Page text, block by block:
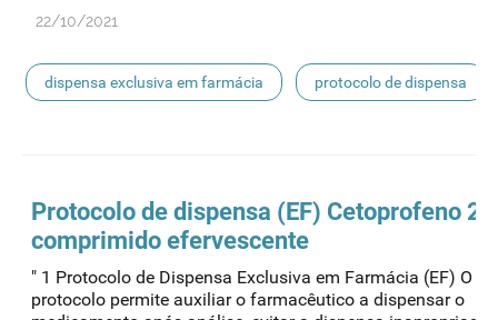
22/10/2021
dispensa exclusiva em farmácia protocolo de dispensa
Protocolo de dispensa (EF) Cetoprofeno
comprimido efervescente
" 1 Protocolo de Dispensa Exclusiva em Farmácia (EF) O
protocolo permite auxiliar o farmacêutico a dispensar o